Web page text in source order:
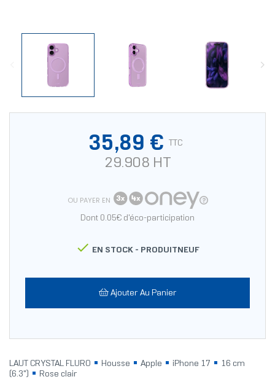
35,89 € TTC
29.908 HT
OU PAYER EN
Dont 0.05€ d'éco-participation
 EN STOCK - PRODUITNEUF
Ajouter Au Panier
LAUT CRYSTAL FLURO Housse Apple iPhone 17
16 cm
(6.3")
Rose clair